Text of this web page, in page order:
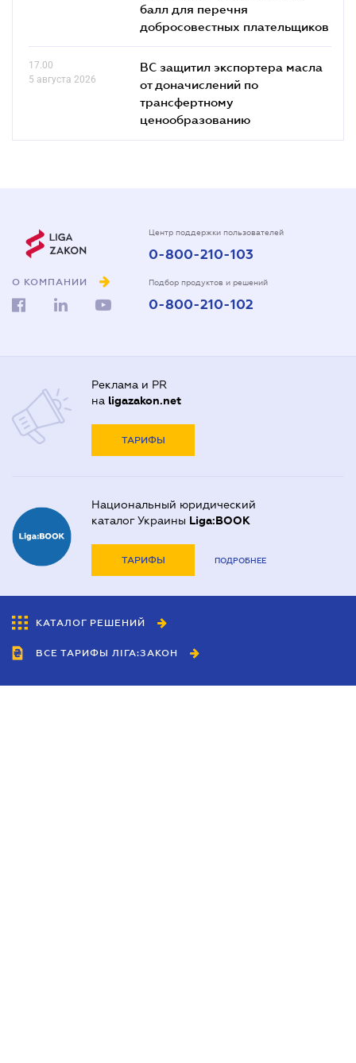
балл для перечня
добросовестных плательщиков
17.00
5 августа 2026
ВС защитил экспортера масла
от доначислений по
трансфертному
ценообразованию
О КОМПАНИИ
Центр поддержки пользователей
0-800-210-103
Подбор продуктов и решений
0-800-210-102
Реклама и PR
на ligazakon.net
ТАРИФЫ
Национальный юридический
каталог Украины Liga:BOOK
ТАРИФЫ ПОДРОБНЕЕ
КАТАЛОГ РЕШЕНИЙ
ВСЕ ТАРИФЫ ЛІГА:ЗАКОН